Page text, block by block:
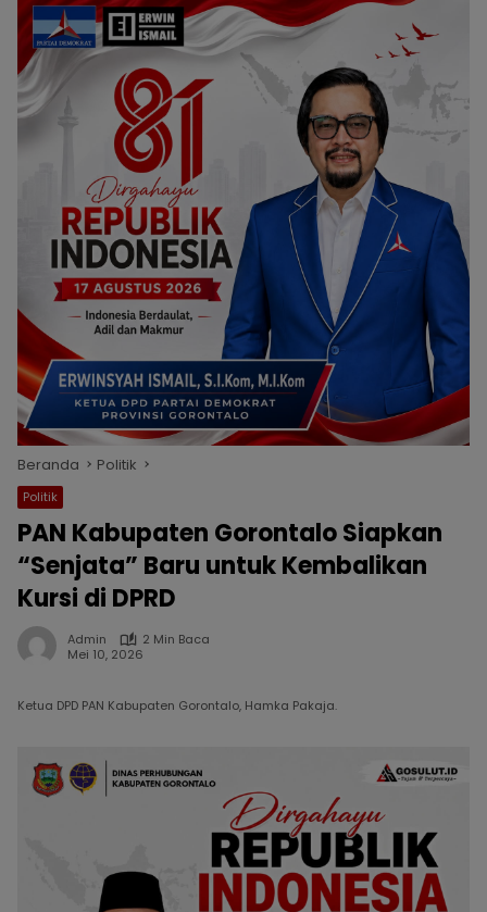
Beranda Politik
Politik
PAN Kabupaten Gorontalo Siapkan
“Senjata” Baru untuk Kembalikan
Kursi di DPRD
Admin
2 Min Baca
Mei 10, 2026
Ketua DPD PAN Kabupaten Gorontalo, Hamka Pakaja.